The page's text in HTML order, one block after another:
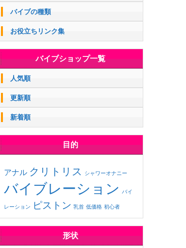
バイブの種類
お役立ちリンク集
バイブショップ一覧
人気順
更新順
新着順
目的
アナル クリトリス シャワーオナニー
バイブレーション バイ
レーション ピストン 乳首 低価格 初心者
形状